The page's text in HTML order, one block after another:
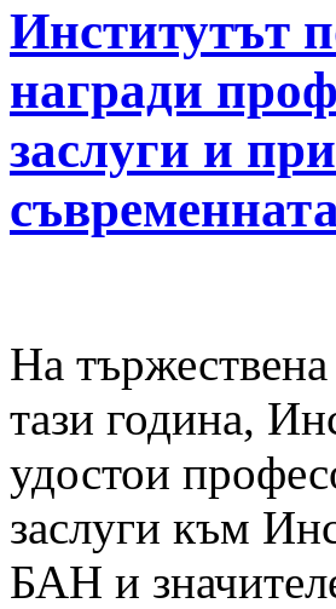
Институтът
награди
заслуги и
На
тази година,
удостои
заслуги към
БАН и